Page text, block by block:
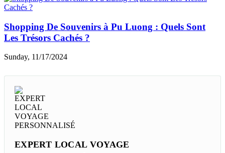
Shopping De Souvenirs à Pu Luong : Quels Sont
Les Trésors Cachés ?
Sunday, 11/17/2024
EXPERT LOCAL VOYAGE